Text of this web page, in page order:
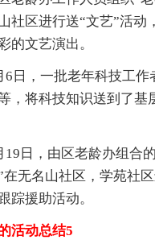
社区进行送“文艺”活动
的文艺演出。
6日，一批老年科技工作
，将科技知识送到了基
19日，由区老龄办组合
在无名山社区，学苑社
踪援助活动。
活动总结5